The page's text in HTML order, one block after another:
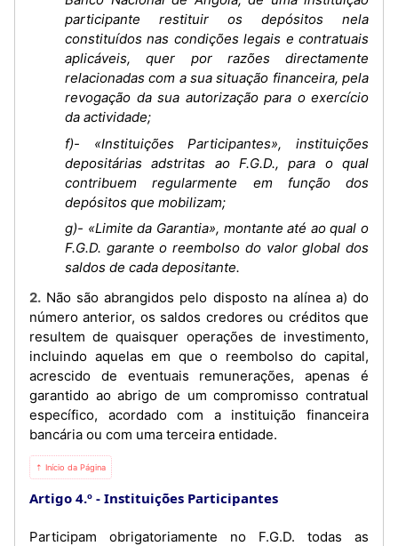
participante restituir os depósitos nela
constituídos nas condições legais e contratuais
aplicáveis, quer por razões directamente
relacionadas com a sua situação financeira, pela
revogação da sua autorização para o exercício
da actividade;
f)- «Instituições Participantes», instituições
depositárias adstritas ao F.G.D., para o qual
contribuem regularmente em função dos
depósitos que mobilizam;
g)- «Limite da Garantia», montante até ao qual o
F.G.D. garante o reembolso do valor global dos
saldos de cada depositante.
2. Não são abrangidos pelo disposto na alínea a) do
número anterior, os saldos credores ou créditos que
resultem de quaisquer operações de investimento,
incluindo aquelas em que o reembolso do capital,
acrescido de eventuais remunerações, apenas é
garantido ao abrigo de um compromisso contratual
específico, acordado com a instituição financeira
bancária ou com uma terceira entidade.
⇡ Início da Página
Artigo 4.º Instituições Participantes
Participam obrigatoriamente no F.G.D. todas as